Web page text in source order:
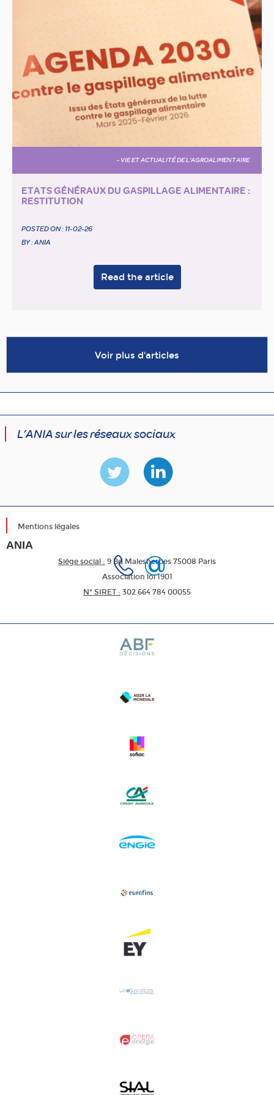
- VIE ET ACTUALITÉ DE L'AGROALIMENTAIRE
ETATS GÉNÉRAUX DU GASPILLAGE ALIMENTAIRE :
RESTITUTION
POSTED ON : 11-02-26
BY : ANIA
Read the article
Voir plus d'articles
L’ANIA sur les réseaux sociaux
Mentions légales
ANIA
Siège social : 9 Bd Malesherbes 75008 Paris
Association loi 1901
N* SIRET : 302 664 784 00055